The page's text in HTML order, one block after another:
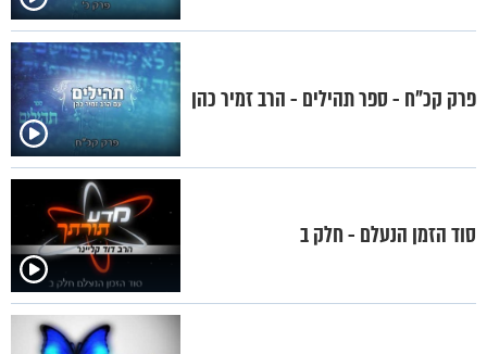
פרק קכ"ח - ספר תהילים - הרב זמיר כהן
סוד הזמן הנעלם - חלק ב